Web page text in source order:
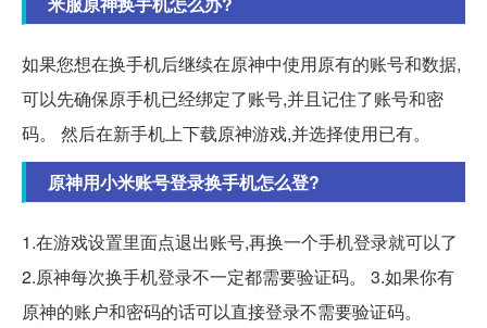
如果您想在换手机后继续在原神中使用原有的账号和数据,
可以先确保原手机已经绑定了账号,并且记住了账号和密
码。 然后在新手机上下载原神游戏,并选择使用已有。
原神用小米账号登录换手机怎么登?
1.在游戏设置里面点退出账号,再换一个手机登录就可以了
2.原神每次换手机登录不一定都需要验证码。 3.如果你有
原神的账户和密码的话可以直接登录不需要验证码。